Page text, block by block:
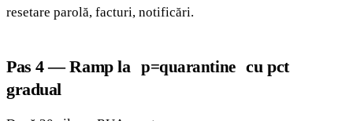
resetare parolă, facturi, notificări.
Pas 4 — Ramp la p=quarantine
cu pct
gradual